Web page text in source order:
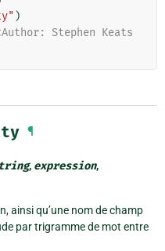
)
Stephen Keats
¶
, expression,
ainsi qu’une nom de champ
par trigramme de mot entre